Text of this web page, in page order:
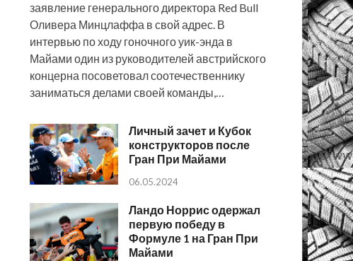
заявление генерального директора Red Bull
Оливера Минцлаффа в свой адрес. В
интервью по ходу гоночного уик-энда в
Майами один из руководителей австрийского
концерна посоветовал соотечественнику
заниматься делами своей команды,…
Личный зачет и Кубок
конструкторов после
Гран При Майами
06.05.2024
Ландо Норрис одержал
первую победу в
Формуле 1 на Гран При
Майами